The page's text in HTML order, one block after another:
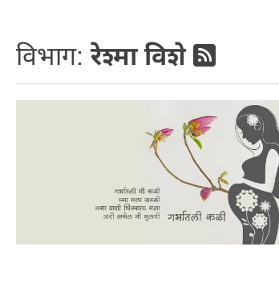
विभाग: रेश्मा विशे